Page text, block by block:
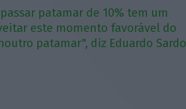
patamar de 10% tem um
este momento favorável do
patamar", diz Eduardo Sardo